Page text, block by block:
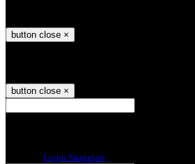
button close ×
button close ×
Login Spaggiari